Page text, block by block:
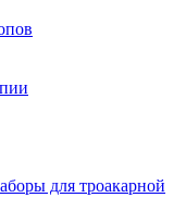
для троакарной